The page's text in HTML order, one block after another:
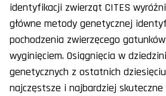
identyfikacji zwierząt CITES
główne metody genetycznej
pochodzenia zwierzęcego
wyginięciem. Osiągnięcia w
genetycznych z ostatnich
najczęstsze i najbardziej